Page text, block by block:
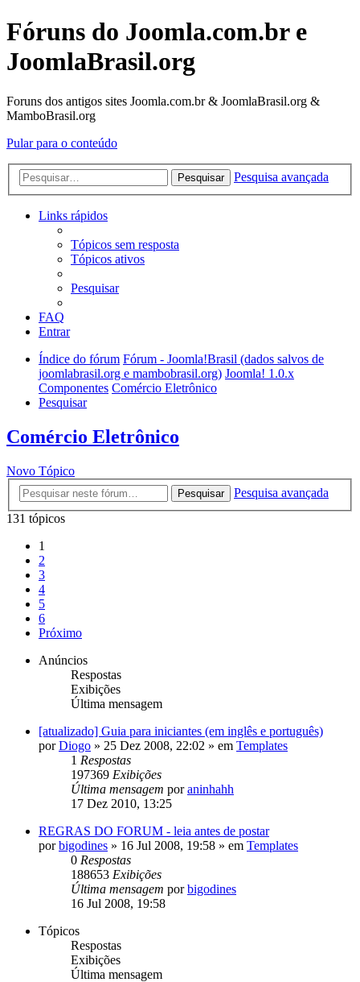
Fóruns do Joomla.com.br e
JoomlaBrasil.org
Foruns dos antigos sites Joomla.com.br & JoomlaBrasil.org &
MamboBrasil.org
Pular para o conteúdo
Pesquisar Pesquisa avançada
Links rápidos
Tópicos sem resposta
Tópicos ativos
Pesquisar
FAQ
Entrar
Índice do fórum Fórum - Joomla!Brasil (dados salvos de
joomlabrasil.org e mambobrasil.org) Joomla! 1.0.x
Componentes Comércio Eletrônico
Pesquisar
Comércio Eletrônico
Novo Tópico
Pesquisar
Pesquisa avançada
131 tópicos
1
2
3
4
5
6
Próximo
Anúncios
Respostas
Exibições
Última mensagem
[atualizado] Guia para iniciantes (em inglês e português)
porDiogo » 25 Dez 2008, 22:02 » em Templates
1 Respostas
197369 Exibições
Última mensagem poraninhahh
17 Dez 2010, 13:25
REGRAS DO FORUM - leia antes de postar
porbigodines » 16 Jul 2008, 19:58 » em Templates
0 Respostas
188653 Exibições
Última mensagem porbigodines
16 Jul 2008, 19:58
Tópicos
Respostas
Exibições
Última mensagem